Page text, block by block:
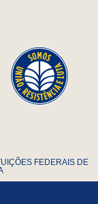
FEDERAIS DE